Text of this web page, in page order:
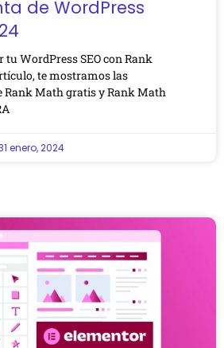
de WordPress
tu WordPress SEO con Rank
te mostramos las
Rank Math gratis y Rank Math
enero, 2024